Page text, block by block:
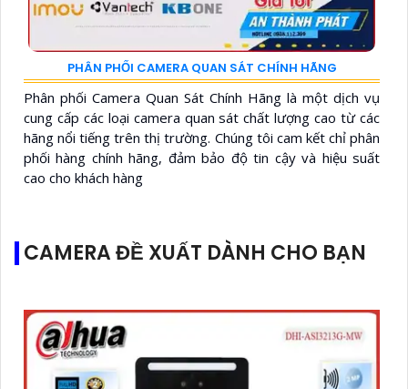
PHÂN PHỐI CAMERA QUAN SÁT CHÍNH HÃNG
Phân phối Camera Quan Sát Chính Hãng là một dịch vụ
cung cấp các loại camera quan sát chất lượng cao từ các
hãng nổi tiếng trên thị trường. Chúng tôi cam kết chỉ phân
phối hàng chính hãng, đảm bảo độ tin cậy và hiệu suất
cao cho khách hàng
CAMERA ĐỀ XUẤT DÀNH CHO BẠN